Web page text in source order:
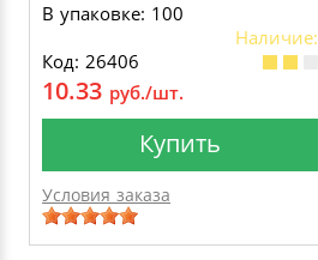
В упаковке: 100
Наличие:
Код: 26406
10.33 руб./шт.
Купить
Условия заказа